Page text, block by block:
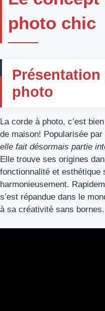
photo chic
Présentation
photo
La corde à photo, c’est
de maison! Popularisée
elle fait désormais partie
Elle trouve ses origines
fonctionnalité et esthétique
harmonieusement.
s’est répandue dans le
à sa créativité sans bornes.